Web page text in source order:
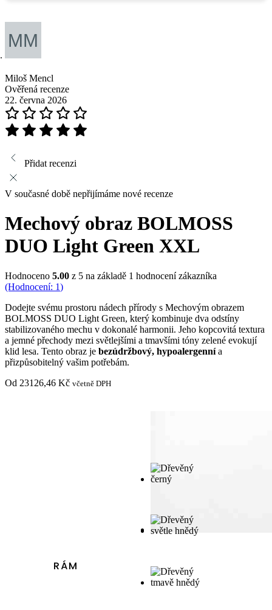
Miloš Mencl
Ověřená recenze
22. června 2026
Přidat recenzi
V současné době nepřijímáme nové recenze
Mechový obraz BOLMOSS
DUO Light Green XXL
Hodnoceno 5.00 z 5 na základě 1 hodnocení zákazníka
(Hodnocení: 1)
Dodejte svému prostoru nádech přírody s Mechovým obrazem
BOLMOSS DUO Light Green, který kombinuje dva odstíny
stabilizovaného mechu v dokonalé harmonii. Jeho kopcovitá textura
a jemné přechody mezi světlejšími a tmavšími tóny zelené evokují
klid lesa. Tento obraz je bezúdržbový, hypoalergennía
přizpůsobitelný vašim potřebám.
Od 23126,46 Kč včetně DPH
RÁM